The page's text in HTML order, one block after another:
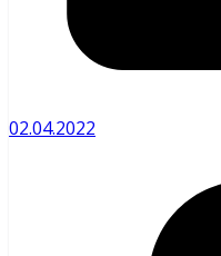
02.04.2022